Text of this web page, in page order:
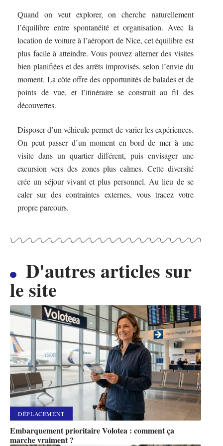
Quand on veut explorer, on cherche naturellement
l’équilibre entre spontanéité et organisation. Avec la
location de voiture à l’aéroport de Nice, cet équilibre est
plus facile à atteindre. Vous pouvez alterner des visites
bien planifiées et des arrêts improvisés, selon l’envie du
moment. La côte offre des opportunités de balades et de
points de vue, et l’itinéraire se construit au fil des
découvertes.
Disposer d’un véhicule permet de varier les expériences.
On peut passer d’un moment en bord de mer à une
visite dans un quartier différent, puis envisager une
excursion vers des zones plus calmes. Cette diversité
crée un séjour vivant et plus personnel. Au lieu de se
caler sur des contraintes externes, vous tracez votre
propre parcours.
D'autres articles sur
le site
DÉPLACEMENT
Embarquement prioritaire Volotea : comment ça
marche vraiment ?